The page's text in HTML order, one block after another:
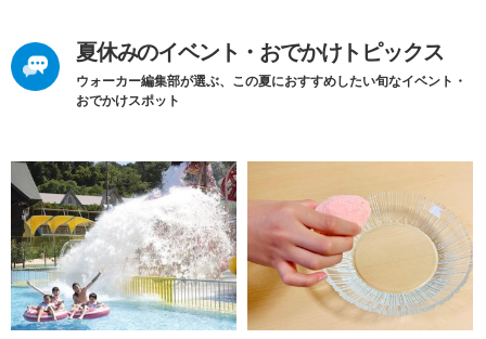
夏休みのイベント・おでかけトピックス
ウォーカー編集部が選ぶ、この夏におすすめしたい旬なイベント・
おでかけスポット